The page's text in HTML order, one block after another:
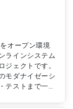
更新
オープン環境
ラインシステム
ジェクトです。
モダナイゼーシ
テストまで一貫
システム刷新に